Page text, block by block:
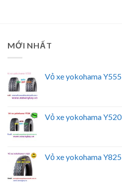
MỚI NHẤT
Vỏ xe yokohama Y555
Vỏ xe yokohama Y520
Vỏ xe yokohama Y825